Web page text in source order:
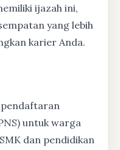
ijazah ini,
yang lebih
karier Anda.
pendaftaran
untuk warga
dan pendidikan